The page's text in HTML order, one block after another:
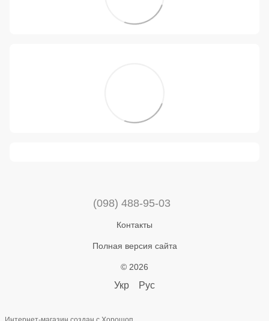
(098) 488-95-03
Контакты
Полная версия сайта
© 2026
Укр Рус